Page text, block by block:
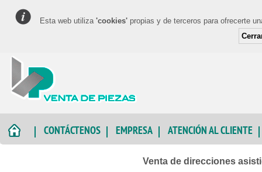
Esta web utiliza 'cookies' propias y de terceros para ofrecerte
CONTÁCTENOS EMPRESA ATENCIÓN AL CLIENTE
Venta de direcciones